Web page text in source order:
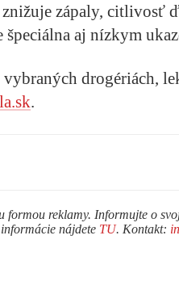
zápaly, citlivosť
špeciálna aj nízkym
drogériách,
.
formou reklamy. Informujte o
nájdete TU. Kontakt: